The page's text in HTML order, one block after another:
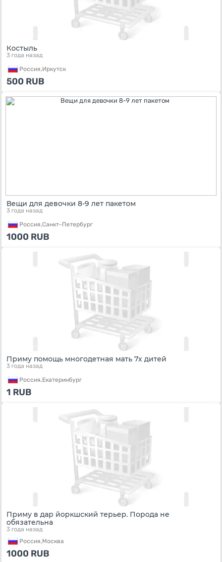
Костыль
3 года назад
Россия,Иркутск
500 RUB
Вещи для девочки 8-9 лет пакетом
3 года назад
Россия,Санкт-Петербург
1000 RUB
Приму помощь многодетная мать 7х дитей
3 года назад
Россия,Екатеринбург
1 RUB
Приму в дар йоркшский терьер. Порода не
обязательна
3 года назад
Россия,Москва
1000 RUB